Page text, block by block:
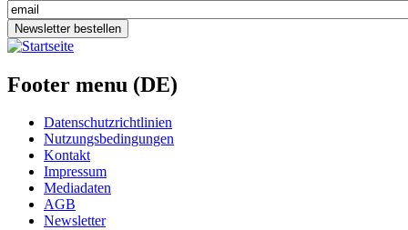
Newsletter bestellen
Footer menu (DE)
Datenschutzrichtlinien
Nutzungsbedingungen
Kontakt
Impressum
Mediadaten
AGB
Newsletter